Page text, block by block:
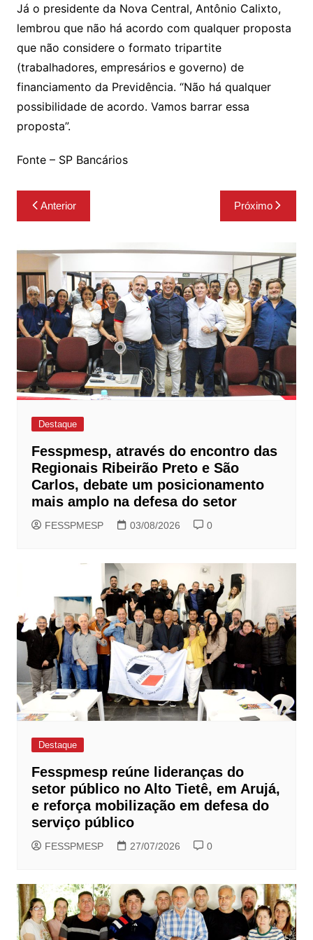
Já o presidente da Nova Central, Antônio Calixto,
lembrou que não há acordo com qualquer proposta
que não considere o formato tripartite
(trabalhadores, empresários e governo) de
financiamento da Previdência. “Não há qualquer
possibilidade de acordo. Vamos barrar essa
proposta”.
Fonte – SP Bancários
Navegação
de
Anterior Próximo
Destaque
Fesspmesp, através do encontro das
Regionais Ribeirão Preto e São
Carlos, debate um posicionamento
mais amplo na defesa do setor
FESSPMESP 03/08/2026 0
Destaque
Fesspmesp reúne lideranças do
setor público no Alto Tietê, em Arujá,
e reforça mobilização em defesa do
serviço público
FESSPMESP 27/07/2026 0